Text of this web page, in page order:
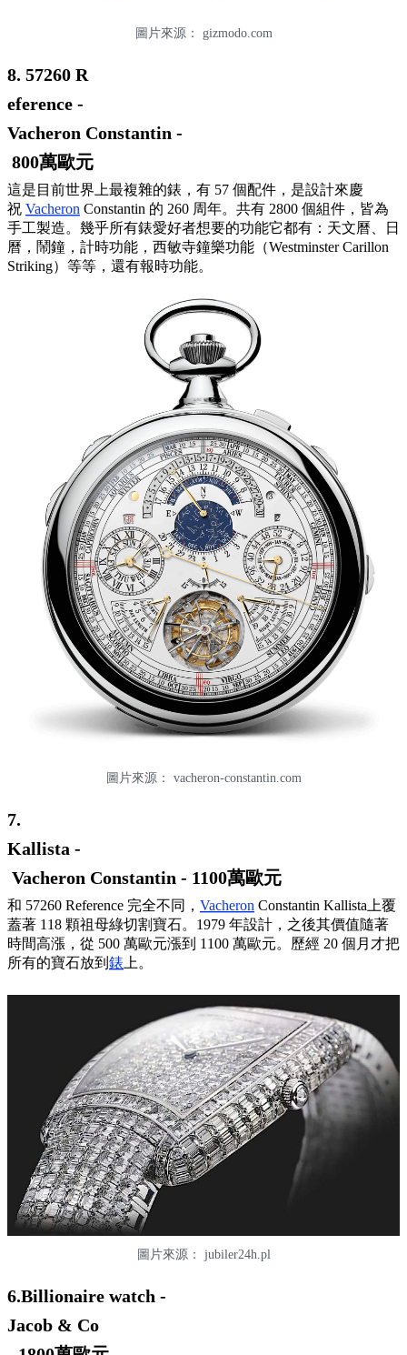
圖片來源： gizmodo.com
8. 57260 R
eference -
Vacheron Constantin -
800萬歐元
這是目前世界上最複雜的錶，有 57 個配件，是設計來慶
祝 Vacheron Constantin 的 260 周年。共有 2800 個組件，皆為
手工製造。幾乎所有錶愛好者想要的功能它都有：天文曆、日
曆，鬧鐘，計時功能，西敏寺鐘樂功能（Westminster Carillon
Striking）等等，還有報時功能。
圖片來源： vacheron-constantin.com
7.
Kallista -
Vacheron Constantin - 1100萬歐元
和 57260 Reference 完全不同， Vacheron Constantin Kallista上覆
蓋著 118 顆祖母綠切割寶石。1979 年設計，之後其價值隨著
時間高漲，從 500 萬歐元漲到 1100 萬歐元。歷經 20 個月才把
所有的寶石放到 錶 上。
圖片來源： jubiler24h.pl
6.Billionaire watch -
Jacob & Co